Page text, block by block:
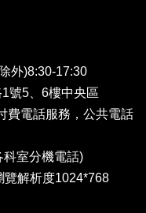
外)8:30-17:30
號5、6樓中央區
費電話服務，公共電話
科室分機電話)
覽解析度1024*768